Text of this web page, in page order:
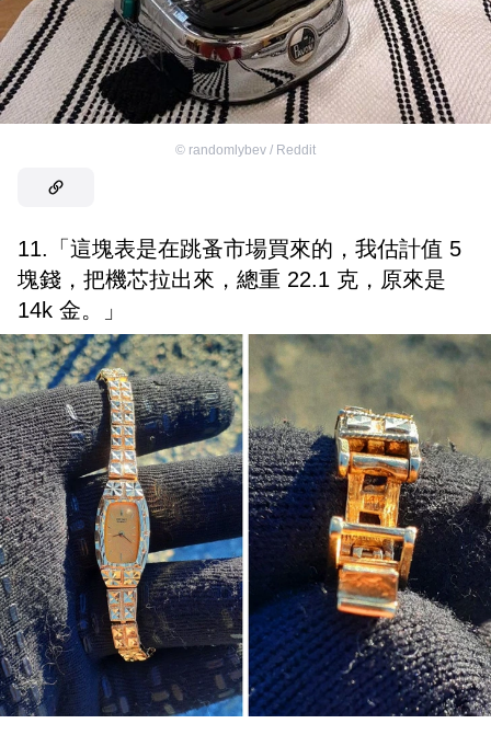
© randomlybev / Reddit
11.「這塊表是在跳蚤市場買來的，我估計值 5
塊錢，把機芯拉出來，總重 22.1 克，原來是
14k 金。」